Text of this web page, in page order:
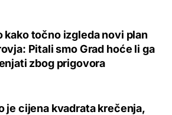
kako točno izgleda novi plan
Pitali smo Grad hoće li ga
zbog prigovora
je cijena kvadrata krečenja,